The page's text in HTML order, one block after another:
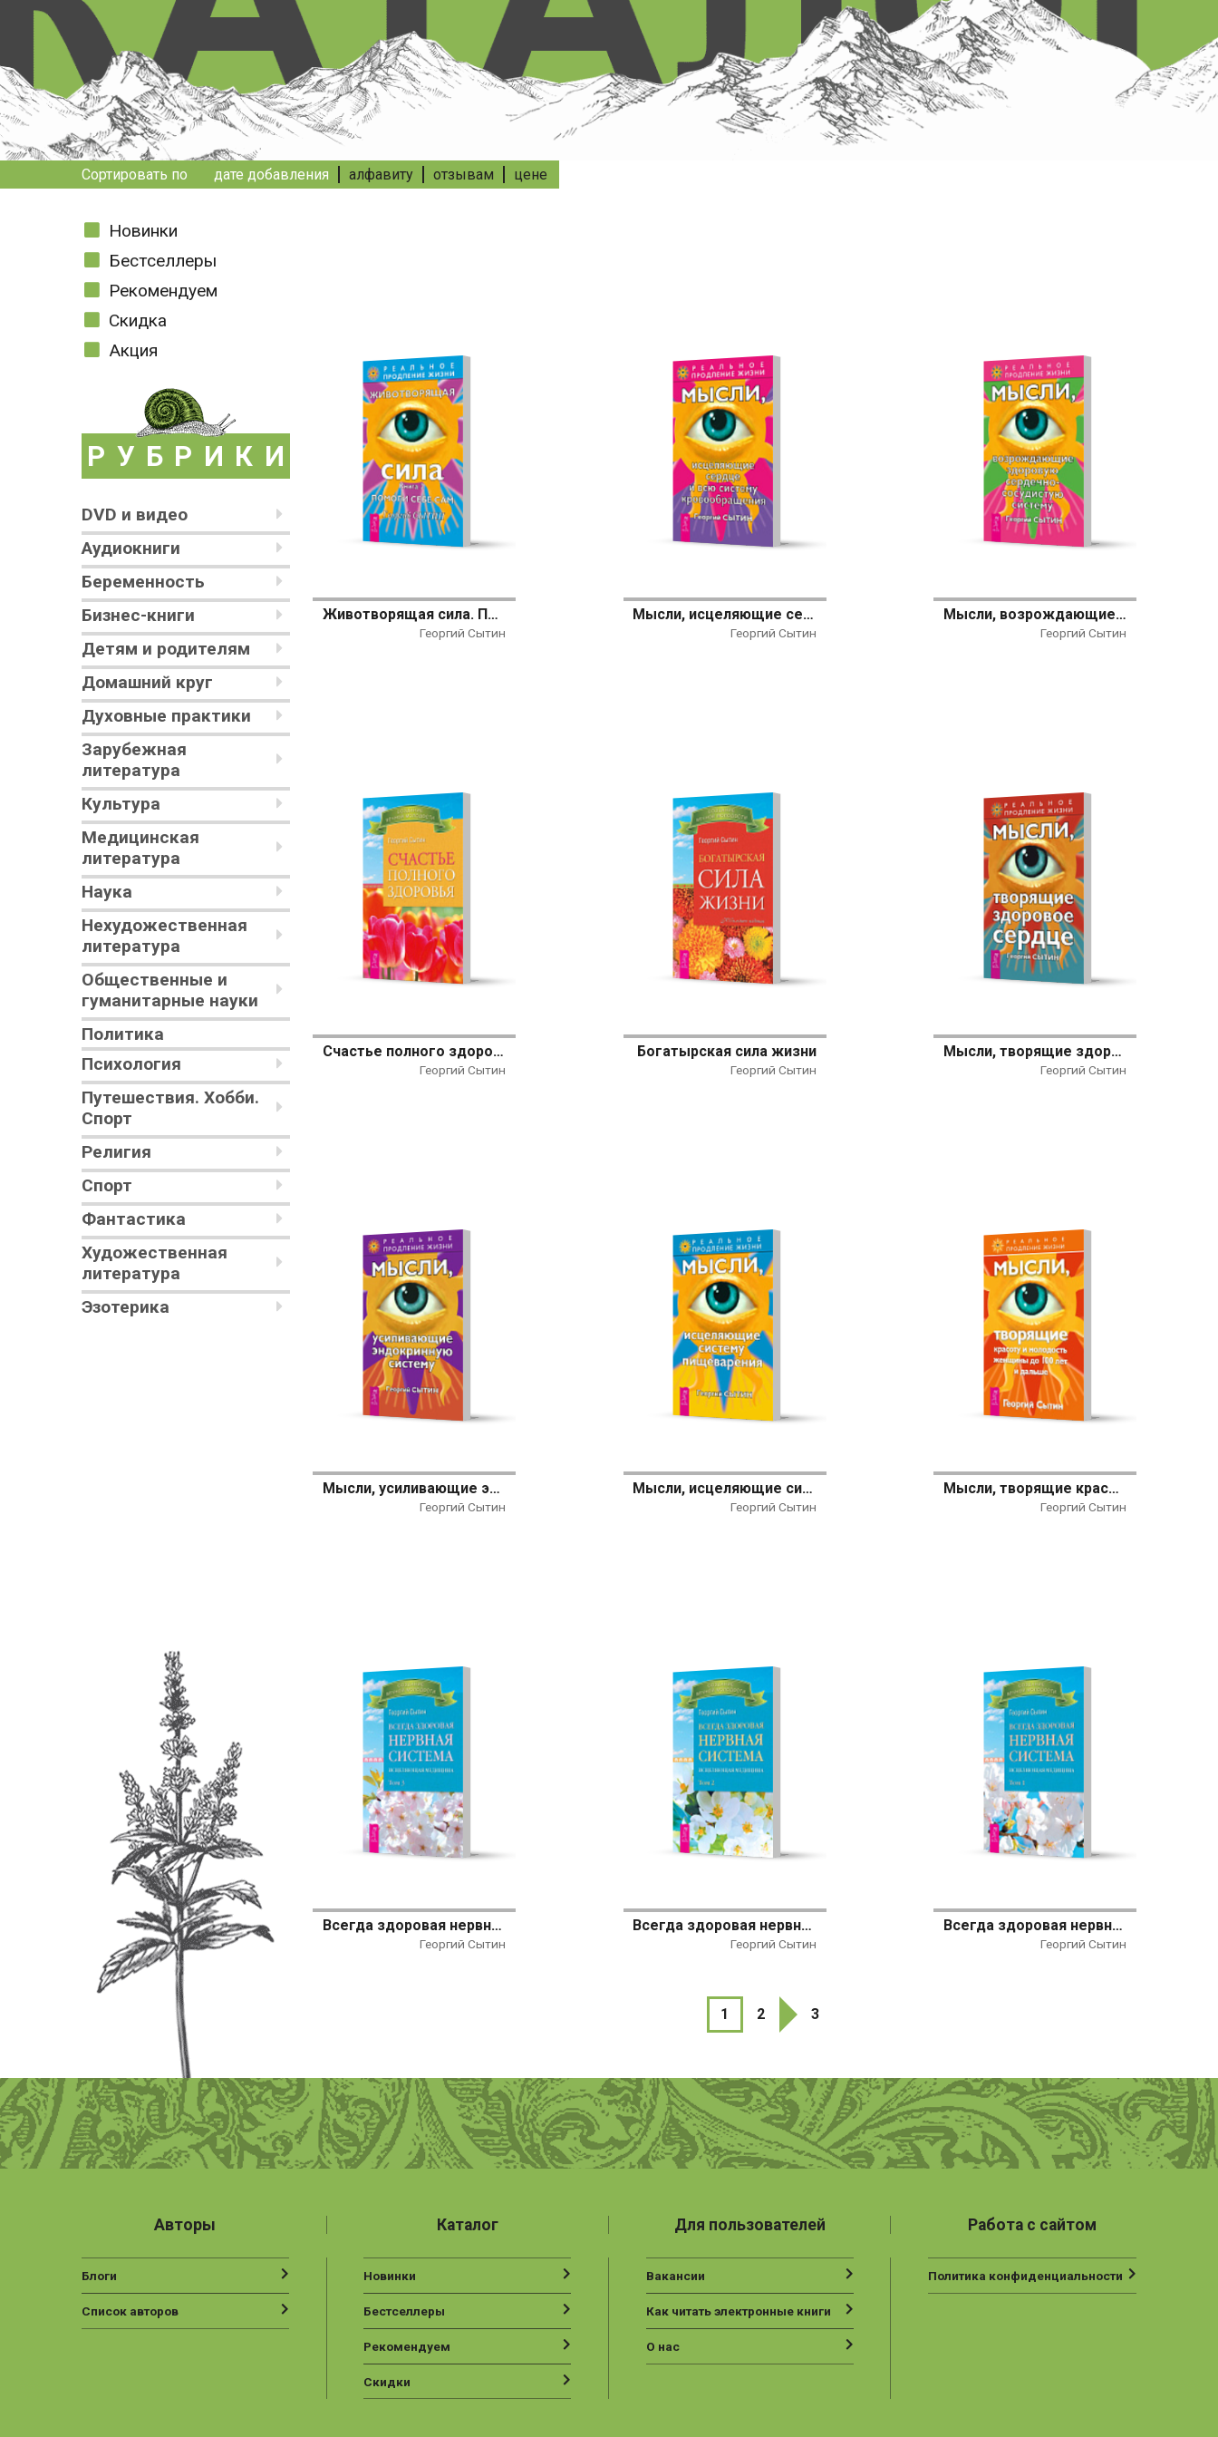
Сортировать по дате добавления алфавиту отзывам цене
Животворящая сила. Помоги себе сам. Книга 2
Георгий Сытин
Мысли, исцеляющие сердце и всю систему кровообращения
Георгий Сытин
Мысли, возрождающие здоровую сердечно-сосудистую систему
Георгий Сытин
Счастье полного здоровья
Георгий Сытин
Богатырская сила жизни
Георгий Сытин
Мысли, творящие здоровое сердце
Георгий Сытин
Мысли, усиливающие эндокринную систему
Георгий Сытин
Мысли, исцеляющие систему пищеварения
Георгий Сытин
Мысли, творящие красоту и молодость женщины до 100 лет и дальше
Георгий Сытин
Всегда здоровая нервная система. Исцеляющая медицина. Том 3
Георгий Сытин
Всегда здоровая нервная система. Исцеляющая медицина. Том 2
Георгий Сытин
Всегда здоровая нервная система. Исцеляющая медицина. Том 1
Георгий Сытин
1 2 3
Новинки
Бестселлеры
Рекомендуем
Скидка
Акция
РУБРИКИ
DVD и видео
Аудиокниги
Беременность
Бизнес-книги
Детям и родителям
Домашний круг
Духовные практики
Зарубежная
литература
Культура
Медицинская
литература
Наука
Нехудожественная
литература
Общественные и
гуманитарные науки
Политика
Психология
Путешествия. Хобби.
Спорт
Религия
Спорт
Фантастика
Художественная
литература
Эзотерика
Авторы
Блоги
Список авторов
Каталог
Новинки
Бестселлеры
Рекомендуем
Скидки
Для пользователей
Вакансии
Как читать электронные книги
О нас
Работа с сайтом
Политика конфиденциальности